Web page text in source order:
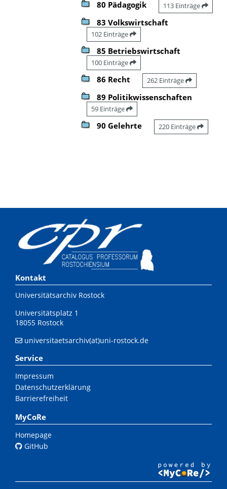
80 Pädagogik 113 Einträge
83 Volkswirtschaft
102 Einträge
85 Betriebswirtschaft
100 Einträge
86 Recht 262 Einträge
89 Politikwissenschaften
59 Einträge
90 Gelehrte 220 Einträge
Kontakt
Universitätsarchiv Rostock
Universitätsplatz 1
18055 Rostock
universitaetsarchiv(at)uni-rostock.de
Service
Impressum
Datenschutzerklärung
Barrierefreiheit
MyCoRe
Homepage
GitHub